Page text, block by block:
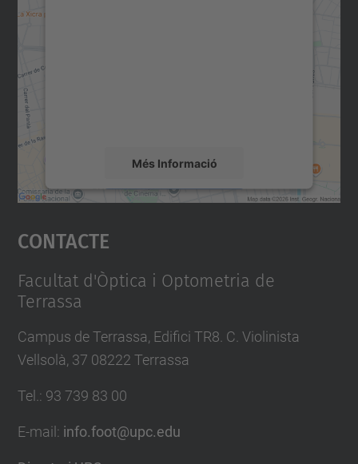
Més Informació
Accepta
powered by
Contacte
Facultat d'Òptica i Optometria de
Terrassa
Campus de Terrassa, Edifici TR8. C. Violinista
Vellsolà, 37 08222 Terrassa
Tel. : 93 739 83 00
E-mail : info.foot@upc.edu